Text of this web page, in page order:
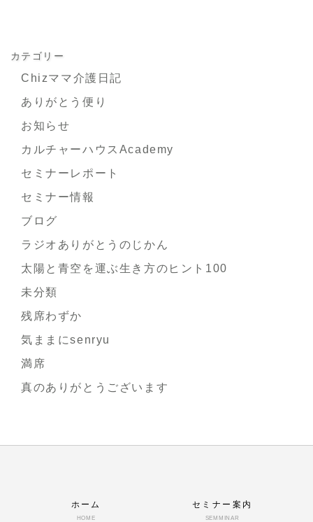
カテゴリー
Chizママ介護日記
ありがとう便り
お知らせ
カルチャーハウスAcademy
セミナーレポート
セミナー情報
ブログ
ラジオありがとうのじかん
太陽と青空を運ぶ生き方のヒント100
未分類
残席わずか
気ままにsenryu
満席
真のありがとうございます
ホーム
HOME
セミナー案内
SEMMINAR